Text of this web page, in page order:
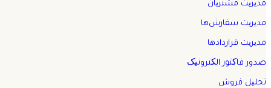
مدیریت مشتریان
مدیریت سفارش‌ها
مدیریت قراردادها
صدور فاکتور الکترونیک
تحلیل فروش